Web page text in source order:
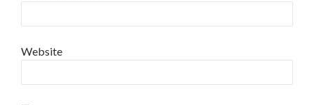
Website